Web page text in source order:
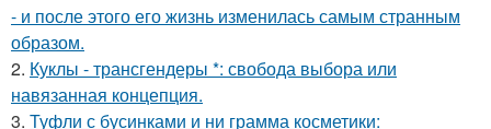
- и после этого его жизнь изменилась самым странным
образом.
2. Куклы - трансгендеры *: свобода выбора или
навязанная концепция.
3. Туфли с бусинками и ни грамма косметики: